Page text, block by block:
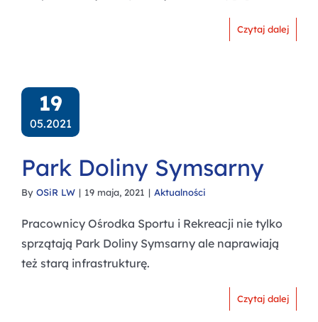
Czytaj dalej
19
05.2021
Park Doliny Symsarny
By OSiR LW | 19 maja, 2021 | Aktualności
Pracownicy Ośrodka Sportu i Rekreacji nie tylko
sprzątają Park Doliny Symsarny ale naprawiają
też starą infrastrukturę.
Czytaj dalej